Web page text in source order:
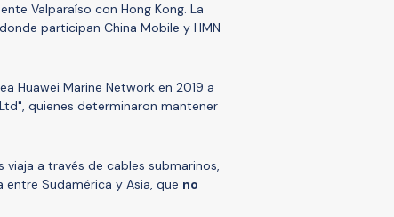
Valparaíso con Hong Kong. La
participan China Mobile y HMN
Huawei Marine Network en 2019 a
quienes determinaron mantener
a través de cables submarinos,
Sudamérica y Asia, que no